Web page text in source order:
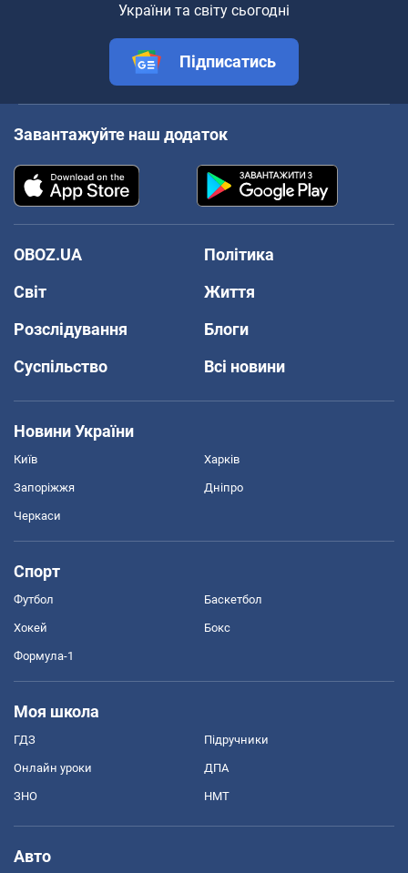
України та світу сьогодні
Підписатись
Завантажуйте наш додаток
OBOZ.UA
Політика
Світ
Життя
Розслідування
Блоги
Суспільство
Всі новини
Новини України
Київ Харків
Запоріжжя Дніпро
Черкаси
Спорт
Футбол Баскетбол
Хокей Бокс
Формула-1
Моя школа
ГДЗ Підручники
Онлайн уроки ДПА
ЗНО НМТ
Авто